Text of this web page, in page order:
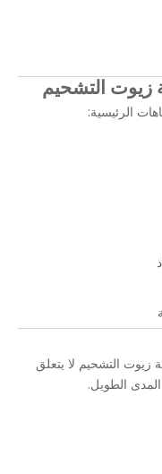
زيوت التشحيم
زيوت التشحيم لا يتعلق
الطويل.